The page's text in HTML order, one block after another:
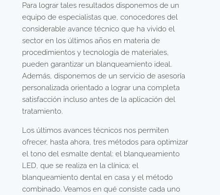
Para lograr tales resultados disponemos de un
equipo de especialistas que, conocedores del
considerable avance técnico que ha vivido el
sector en los últimos años en materia de
procedimientos y tecnología de materiales,
pueden garantizar un blanqueamiento ideal.
Además, disponemos de un servicio de asesoría
personalizada orientado a lograr una completa
satisfacción incluso antes de la aplicación del
tratamiento.
Los últimos avances técnicos nos permiten
ofrecer, hasta ahora, tres métodos para optimizar
el tono del esmalte dental: el blanqueamiento
LED, que se realiza en la clínica; el
blanqueamiento dental en casa y el método
combinado. Veamos en qué consiste cada uno